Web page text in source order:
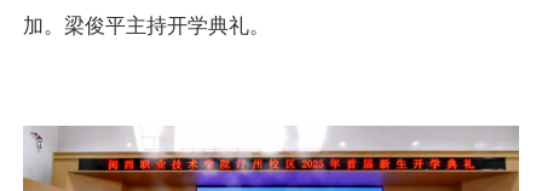
加。梁俊平主持开学典礼。